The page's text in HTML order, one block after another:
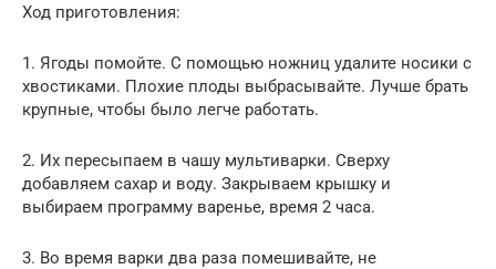
Ход приготовления:
1. Ягоды помойте. С помощью ножниц удалите носики с
хвостиками. Плохие плоды выбрасывайте. Лучше брать
крупные, чтобы было легче работать.
2. Их пересыпаем в чашу мультиварки. Сверху
добавляем сахар и воду. Закрываем крышку и
выбираем программу варенье, время 2 часа.
3. Во время варки два раза помешивайте, не